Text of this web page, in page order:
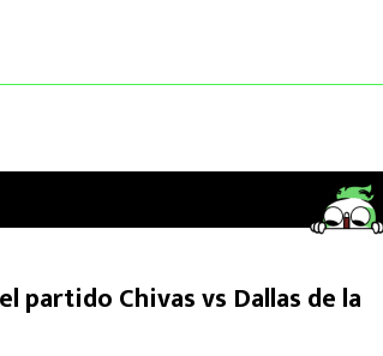
partido Chivas vs Dallas de la